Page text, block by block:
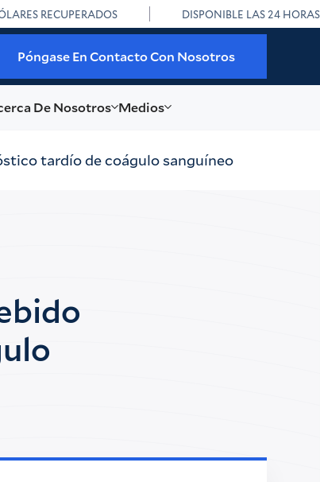
RECUPERADOS DISPONIBLE LAS 24 HORAS
Póngase En Contacto Con Nosotros
De Nosotros Medios
tardío de coágulo sanguíneo